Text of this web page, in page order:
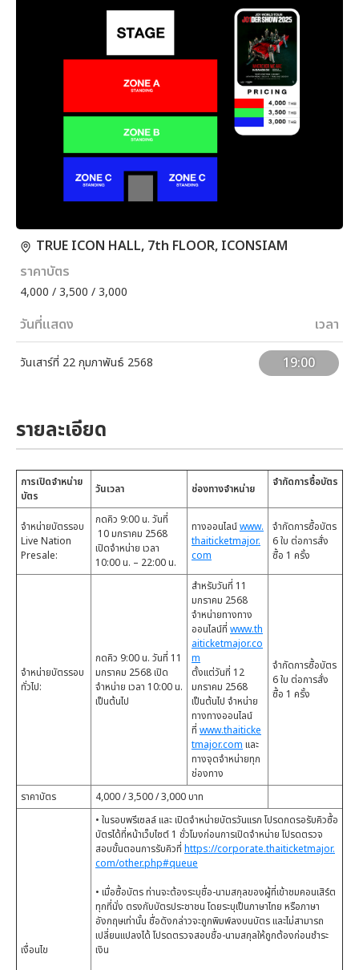
TRUE ICON HALL, 7th FLOOR, ICONSIAM
ราคาบัตร
4,000 / 3,500 / 3,000
วันที่แสดง เวลา
วันเสาร์ที่ 22 กุมภาพันธ์ 2568 19:00
รายละเอียด
การเปิดจำหน่าย
บัตร
วันเวลา ช่องทางจำหน่าย จำกัดการซื้อบัตร
จำหน่ายบัตรรอบ
Live Nation
Presale:
กดคิว 9:00 น. วันที่
10 มกราคม 2568
เปิดจำหน่าย เวลา
10:00 น. – 22:00 น.
ทางออนไลน์www.
thaiticketmajor.
com
จำกัดการซื้อบัตร
6 ใบ ต่อการสั่ง
ซื้อ 1 ครั้ง
จำหน่ายบัตรรอบ
ทั่วไป:
กดคิว 9:00 น. วันที่ 11
มกราคม 2568 เปิด
จำหน่าย เวลา 10:00 น.
เป็นต้นไป
สำหรับวันที่ 11
มกราคม 2568
จำหน่ายทางทาง
ออนไลน์ที่ www.th
aiticketmajor.co
m
ตั้งแต่วันที่ 12
มกราคม 2568
เป็นต้นไป จำหน่าย
ทางทางออนไลน์
ที่ www.thaiticke
tmajor.com และ
ทางจุดจำหน่ายทุก
ช่องทาง
จำกัดการซื้อบัตร
6 ใบ ต่อการสั่ง
ซื้อ 1 ครั้ง
ราคาบัตร 4,000 / 3,500 / 3,000 บาท
เงื่อนไข
• ในรอบพรีเซลล์ และ เปิดจำหน่ายบัตรวันแรก โปรดกดรอรับคิวซื้อ
บัตรได้ที่หน้าเว็บไซต์ 1 ชั่วโมงก่อนการเปิดจำหน่าย โปรดตรวจ
สอบขั้นตอนการรับคิวที่ https://corporate.thaiticketmajor.
com/other.php#queue
• เมื่อซื้อบัตร ท่านจะต้องระบุชื่อ-นามสกุลของผู้ที่เข้าชมคอนเสิร์ต
ทุกที่นั่ง ตรงกับบัตรประชาชน โดยระบุเป็นภาษาไทย หรือภาษา
อังกฤษเท่านั้น ชื่อดังกล่าวจะถูกพิมพ์ลงบนบัตร และไม่สามารถ
เปลี่ยนแปลงได้ โปรดตรวจสอบชื่อ-นามสกุลให้ถูกต้องก่อนชำระ
เงิน